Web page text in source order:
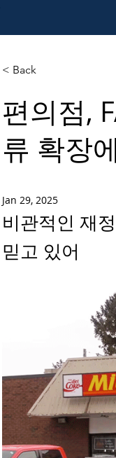
< Back
편의점,
류 확장
Jan 29, 2025
비관적인 재
믿고 있어